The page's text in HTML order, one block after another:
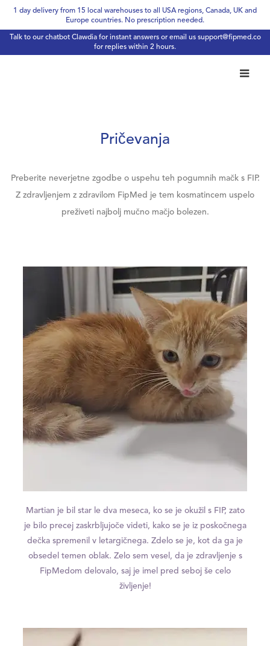
1 day delivery from 15 local warehouses to all USA regions, Canada, UK and
Europe countries. No prescription needed.
Talk to our chatbot Clawdia for instant answers or email us support@fipmed.co
for replies within 2 hours.
Pričevanja
Preberite neverjetne zgodbe o uspehu teh pogumnih mačk s FIP.
Z zdravljenjem z zdravilom FipMed je tem kosmatincem uspelo
preživeti najbolj mučno mačjo bolezen.
Martian je bil star le dva meseca, ko se je okužil s FIP, zato
je bilo precej zaskrbljujoče videti, kako se je iz poskočnega
dečka spremenil v letargičnega. Zdelo se je, kot da ga je
obsedel temen oblak. Zelo sem vesel, da je zdravljenje s
FipMedom delovalo, saj je imel pred seboj še celo
življenje!